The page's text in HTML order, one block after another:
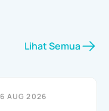
Lihat Semua
AUG 2026